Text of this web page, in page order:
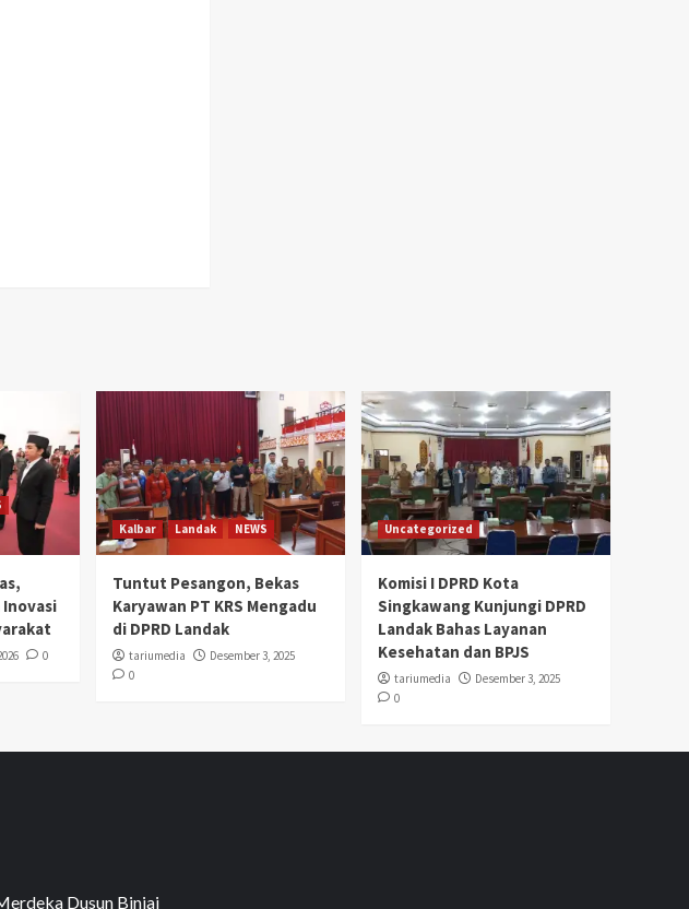
0
Kalbar Landak NEWS
Tuntut Pesangon, Bekas
Karyawan PT KRS Mengadu
di DPRD Landak
tariumedia
Desember 3, 2025
0
Uncategorized
Komisi I DPRD Kota
Singkawang Kunjungi DPRD
Landak Bahas Layanan
Kesehatan dan BPJS
tariumedia
Desember 3, 2025
0
Dusun Binjai